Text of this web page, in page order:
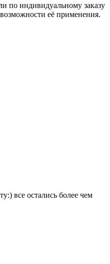
по индивидуальному заказу
её применения.
все остались более чем